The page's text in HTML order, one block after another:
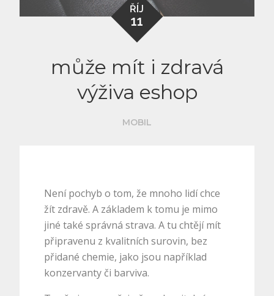
ŘÍJ
11
může mít i zdravá
výživa eshop
MOBIL
Není pochyb o tom, že mnoho lidí chce
žít zdravě. A základem k tomu je mimo
jiné také správná strava. A tu chtějí mít
připravenu z kvalitních surovin, bez
přidané chemie, jako jsou například
konzervanty či barviva.